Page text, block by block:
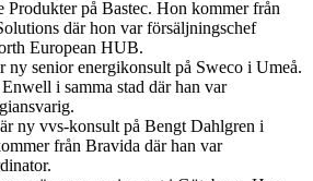
Produkter på Bastec. Hon kommer från
där hon var försäljningschef
European HUB.
ny senior energikonsult på Sweco i Umeå.
i samma stad där han var
är ny vvs-konsult på Bengt Dahlgren i
från Bravida där han var